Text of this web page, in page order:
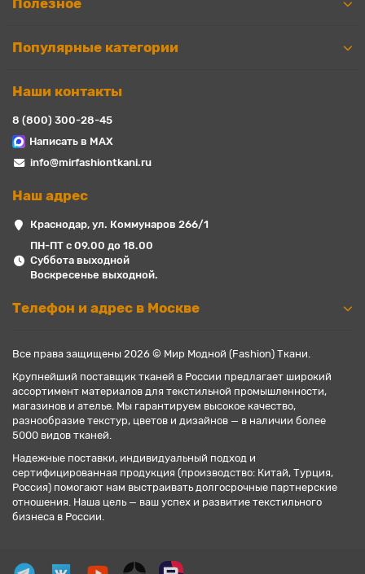
Полезное
Популярные категории
Наши контакты
8 (800) 300-28-45
Написать в MAX
info@mirfashiontkani.ru
Наш адрес
Краснодар, ул. Коммунаров 266/1
ПН-ПТ с 09.00 до 18.00
Суббота выходной
Воскресенье выходной.
Телефон и адрес в Москве
Все права защищены 2026 © Мир Модной (Fashion) Ткани.
Крупнейший поставщик тканей в России предлагает широкий
ассортимент материалов для текстильной промышленности,
магазинов и ателье. Мы гарантируем высокое качество,
разнообразие текстур, цветов и дизайнов — в наличии более
5000 видов тканей.
Надежные поставки, индивидуальный подход и
сертифицированная продукция (производство: Китай, Турция,
Россия) помогают нам выстраивать долгосрочные партнерские
отношения. Наша цель — ваш успех и развитие текстильного
бизнеса в России.